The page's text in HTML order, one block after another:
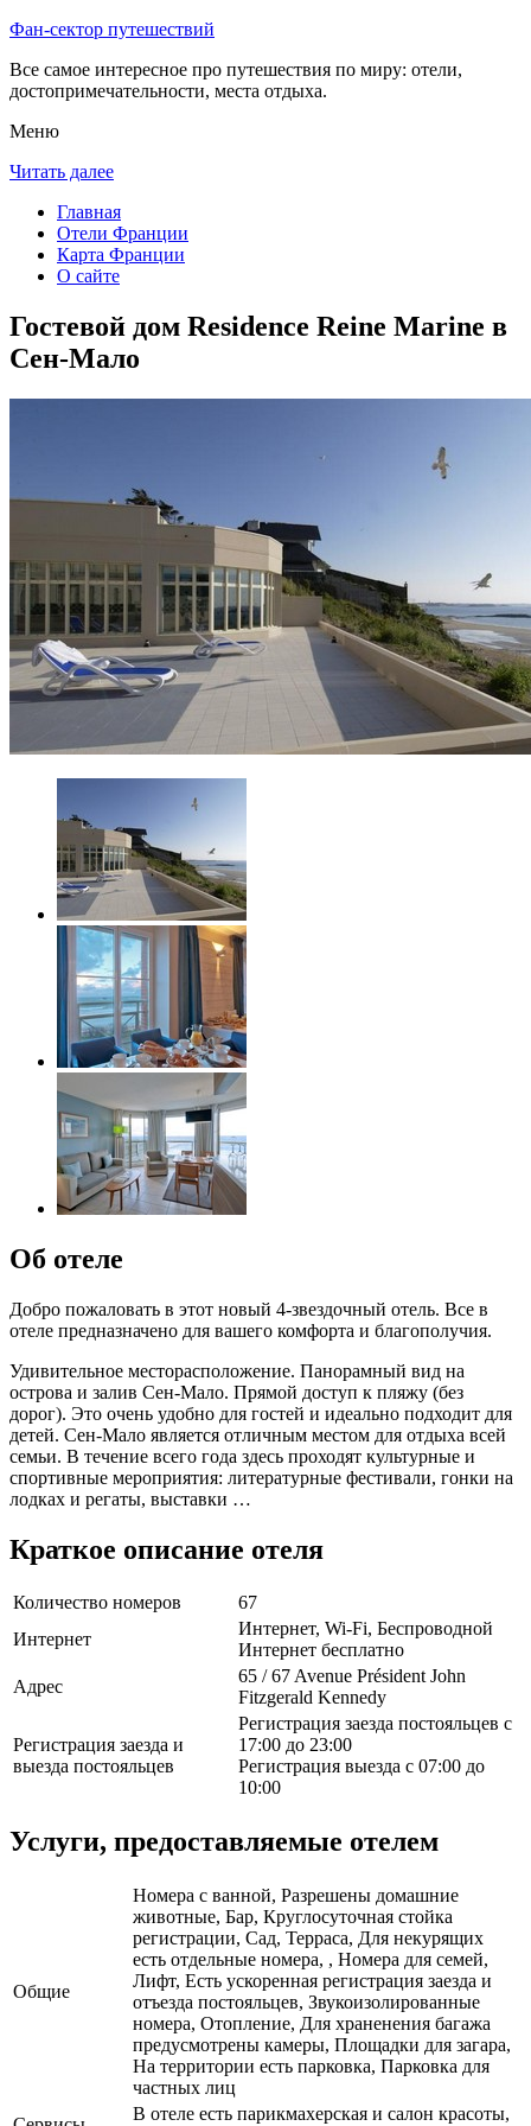
Фан-сектор путешествий
Все самое интересное про путешествия по миру: отели,
достопримечательности, места отдыха.
Меню
Читать далее
Главная
Отели Франции
Карта Франции
О сайте
Гостевой дом Residence Reine Marine в
Сен-Мало
Об отеле
Добро пожаловать в этот новый 4-звездочный отель. Все в
отеле предназначено для вашего комфорта и благополучия.
Удивительное месторасположение. Панорамный вид на
острова и залив Сен-Мало. Прямой доступ к пляжу (без
дорог). Это очень удобно для гостей и идеально подходит для
детей. Сен-Мало является отличным местом для отдыха всей
семьи. В течение всего года здесь проходят культурные и
спортивные мероприятия: литературные фестивали, гонки на
лодках и регаты, выставки …
Краткое описание отеля
Количество номеров
67
Интернет
Интернет, Wi-Fi, Беспроводной
Интернет бесплатно
Адрес
65 / 67 Avenue Président John
Fitzgerald Kennedy
Регистрация заезда и
выезда постояльцев
Регистрация заезда постояльцев с
17:00 до 23:00
Регистрация выезда с 07:00 до
10:00
Услуги, предоставляемые отелем
Общие
Номера с ванной, Разрешены домашние
животные, Бар, Круглосуточная стойка
регистрации, Сад, Терраса, Для некурящих
есть отдельные номера, , Номера для семей,
Лифт, Есть ускоренная регистрация заезда и
отъезда постояльцев, Звукоизолированные
номера, Отопление, Для храненения багажа
предусмотрены камеры, Площадки для загара,
На территории есть парковка, Парковка для
частных лиц
В отеле есть парикмахерская и салон красоты,